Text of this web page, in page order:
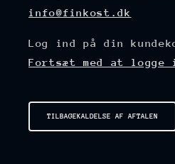
info@finkost.dk
Log ind på din
Fortsæt med at logge
TILBAGEKALDELSE AF AFTALEN